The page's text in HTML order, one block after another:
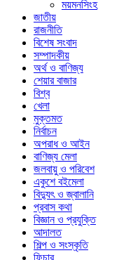
ময়মনসিংহ
জাতীয়
রাজনীতি
বিশেষ সংবাদ
সম্পাদকীয়
অর্থ ও বাণিজ্য
শেয়ার বাজার
বিশ্ব
খেলা
মুক্তমত
নির্বাচন
অপরাধ ও আইন
বাণিজ্য মেলা
জলবায়ু ও পরিবেশ
একুশে বইমেলা
বিদ্যুৎ ও জ্বালানি
প্রবাস কথা
বিজ্ঞান ও প্রযুক্তি
আদালত
শিল্প ও সংস্কৃতি
ফিচার